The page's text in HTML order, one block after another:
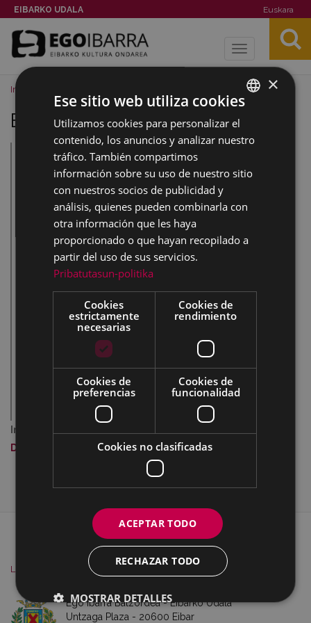
EIBARKO UDALA Euskara
Toggle
navigation
Inicio
Eibar rebista 2012
Imagen a tamaño completo:
Descargar
SOBRE NOSOTROS
LEGAL
Ego Ibarra Batzordea - Eibarko Udala
Untzaga Plaza - 20600 Eibar
BASQUE
SPANISH
×
Ese sitio web utiliza cookies
Utilizamos cookies para personalizar el
contenido, los anuncios y analizar nuestro
tráfico. También compartimos
información sobre su uso de nuestro sitio
con nuestros socios de publicidad y
análisis, quienes pueden combinarla con
otra información que les haya
proporcionado o que hayan recopilado a
partir del uso de sus servicios.
Pribatutasun-politika
Cookies
estrictamente
necesarias
Cookies de
rendimiento
Cookies de
preferencias
Cookies de
funcionalidad
Cookies no clasificadas
ACEPTAR TODO
RECHAZAR TODO
MOSTRAR DETALLES